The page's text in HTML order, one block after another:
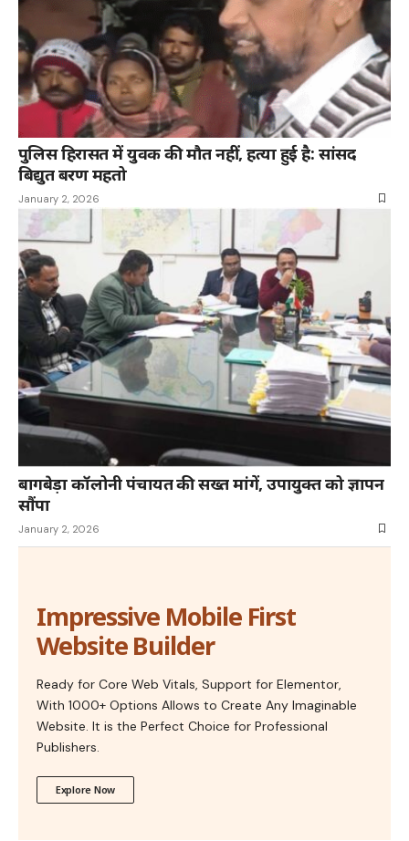
पुलिस हिरासत में युवक की मौत नहीं, हत्या हुई है: सांसद
बिद्युत बरण महतो
January 2, 2026
बागबेड़ा कॉलोनी पंचायत की सख्त मांगें, उपायुक्त को ज्ञापन
सौंपा
January 2, 2026
Impressive Mobile First
Website Builder
Ready for Core Web Vitals, Support for Elementor,
With 1000+ Options Allows to Create Any Imaginable
Website. It is the Perfect Choice for Professional
Publishers.
Explore Now